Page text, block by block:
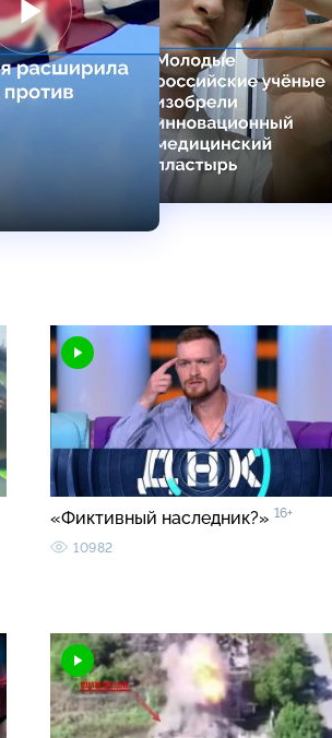
«Фиктивный наследник?» 16+
10982